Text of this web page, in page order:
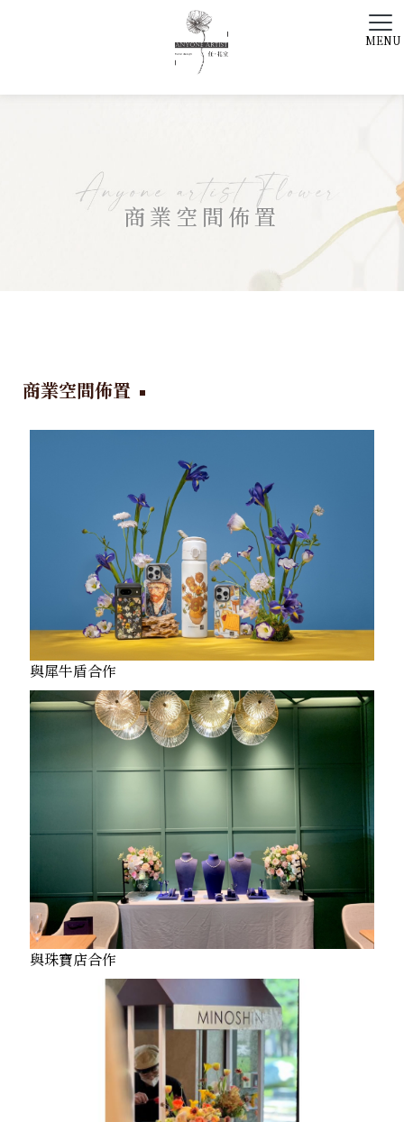
商業空間佈置
商業空間佈置
與犀牛盾合作
與珠寶店合作